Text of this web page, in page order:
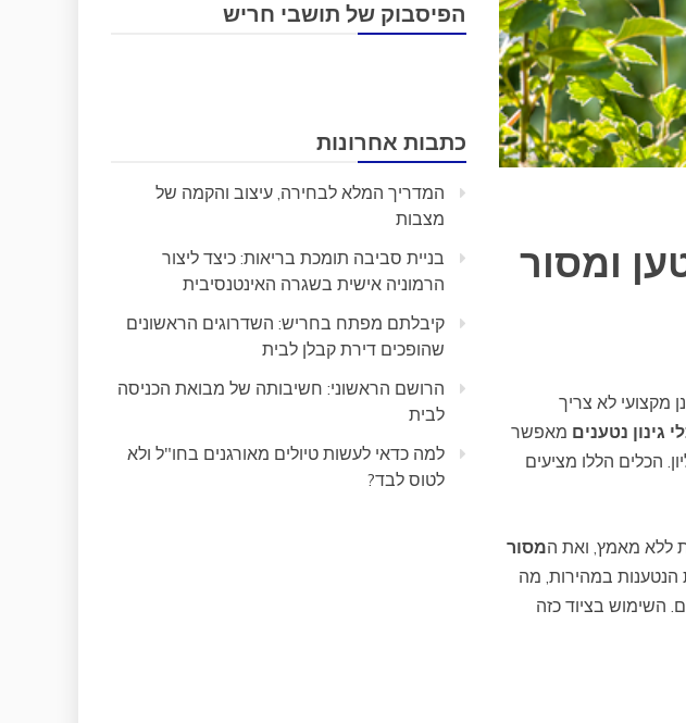
ומסור
מקצועי לא צריך
גינון נטענים מאפשר
הכלים הללו מציעים
ללא מאמץ, ואת המסור
הנטענות במהירות, מה
השימוש בציוד כזה
הפיסבוק של תושבי חריש
כתבות אחרונות
המדריך המלא לבחירה, עיצוב והקמה של
מצבות
בניית סביבה תומכת בריאות: כיצד ליצור
הרמוניה אישית בשגרה האינטנסיבית
קיבלתם מפתח בחריש: השדרוגים הראשונים
שהופכים דירת קבלן לבית
הרושם הראשוני: חשיבותה של מבואת הכניסה
לבית
למה כדאי לעשות טיולים מאורגנים בחו"ל ולא
לטוס לבד?